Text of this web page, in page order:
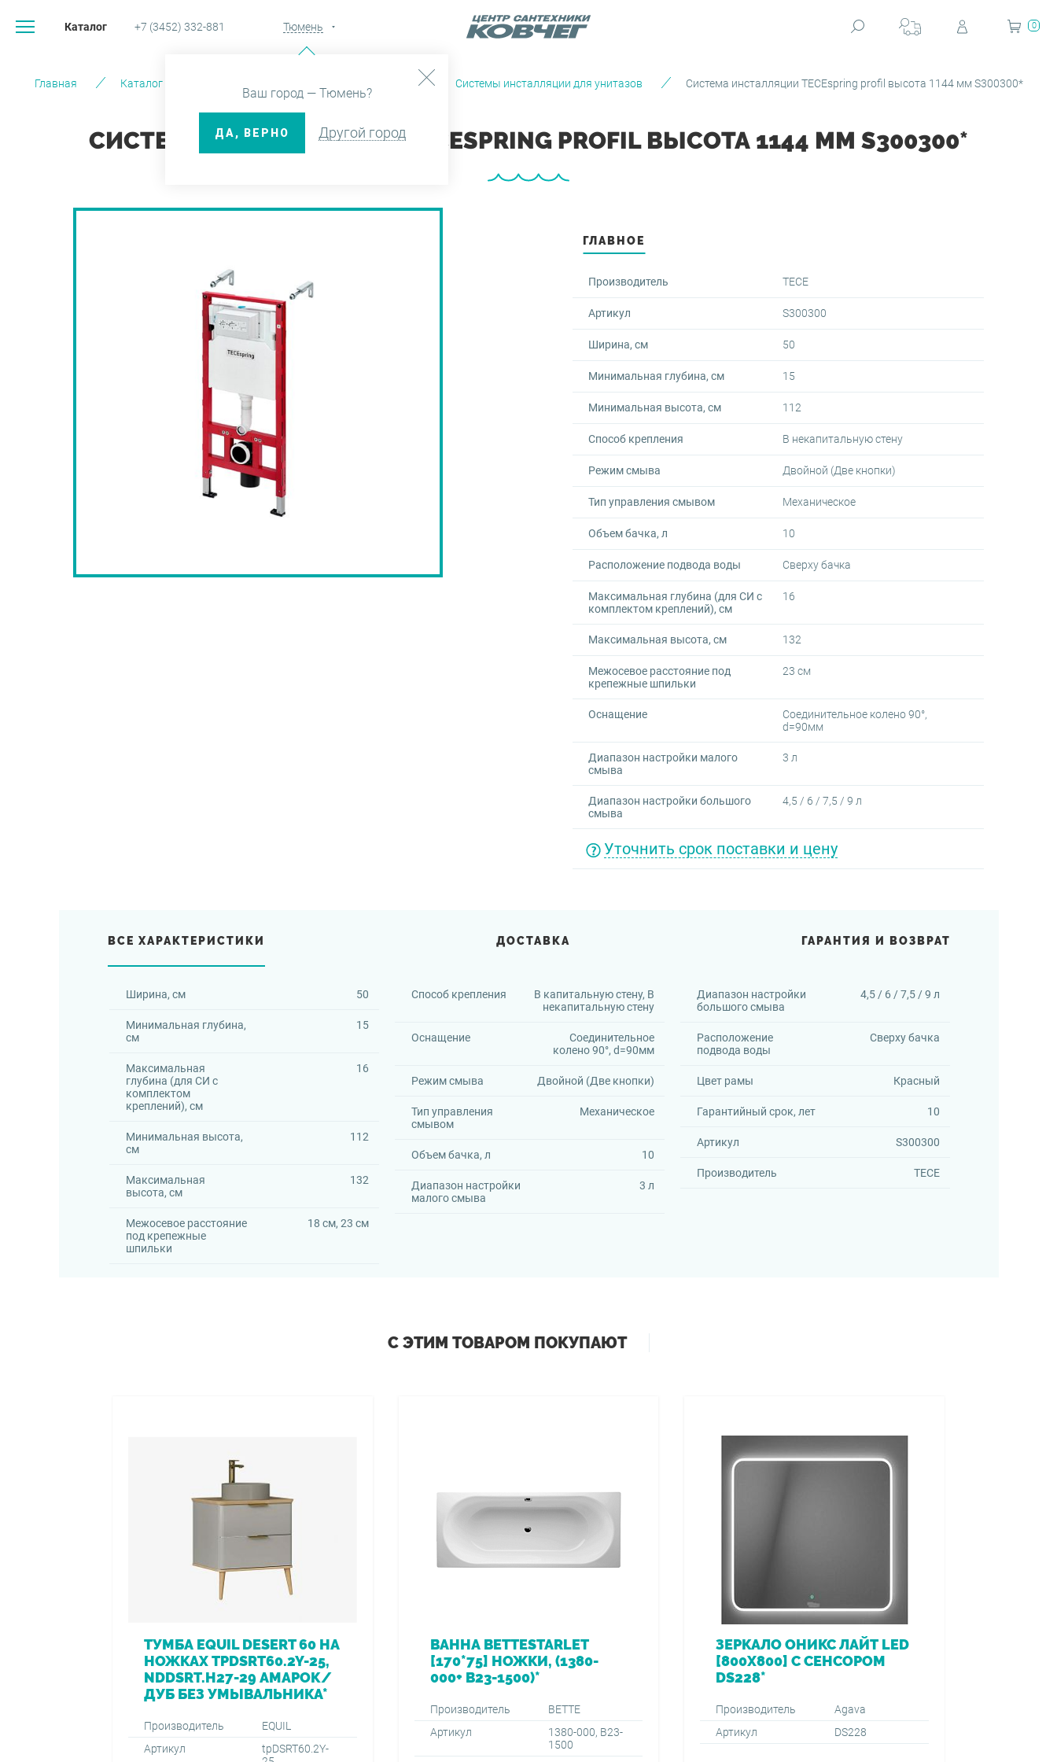
Каталог +7 (3452) 332-881 Тюмень
Ваш город — Тюмень?
ДА, ВЕРНО Другой город
0
Главная Каталог Системы инсталляции для унитазов Система инсталляции TECEspring profil высота 1144 мм S300300*
СИСТЕМА ИНСТАЛЛЯЦИИ TECESPRING PROFIL ВЫСОТА 1144 ММ S300300*
ГЛАВНОЕ
Производитель TECE
Артикул S300300
Ширина, см 50
Минимальная глубина, см 15
Минимальная высота, см 112
Способ крепления В некапитальную стену
Режим смыва Двойной (Две кнопки)
Тип управления смывом Механическое
Объем бачка, л 10
Расположение подвода воды Сверху бачка
Максимальная глубина (для СИ с
комплектом креплений), см
16
Максимальная высота, см 132
Межосевое расстояние под
крепежные шпильки
23 см
Оснащение
Соединительное колено 90°,
d=90мм
Диапазон настройки малого
смыва
3 л
Диапазон настройки большого
смыва
4,5 / 6 / 7,5 / 9 л
Уточнить срок поставки и цену
ВСЕ ХАРАКТЕРИСТИКИ ДОСТАВКА ГАРАНТИЯ И ВОЗВРАТ
Ширина, см 50
Минимальная глубина,
см
15
Максимальная
глубина (для СИ с
комплектом
креплений), см
16
Минимальная высота,
см
112
Максимальная
высота, см
132
Межосевое расстояние
под крепежные
шпильки
18 см, 23 см
Способ крепления
В капитальную стену, В
некапитальную стену
Оснащение
Соединительное
колено 90°, d=90мм
Режим смыва Двойной (Две кнопки)
Тип управления
смывом
Механическое
Объем бачка, л 10
Диапазон настройки
малого смыва
3 л
Диапазон настройки
большого смыва
4,5 / 6 / 7,5 / 9 л
Расположение
подвода воды
Сверху бачка
Цвет рамы Красный
Гарантийный срок, лет 10
Артикул S300300
Производитель TECE
С ЭТИМ ТОВАРОМ ПОКУПАЮТ
ТУМБА EQUIL DESERT 60 НА
НОЖКАХ TPDSRT60.2Y-25,
NDDSRT.H27-29 АМАРОК/
ДУБ БЕЗ УМЫВАЛЬНИКА*
Производитель
EQUIL
Артикул
tpDSRT60.2Y-
ВАННА BETTESTARLET
[170*75] НОЖКИ, (1380-
000+ B23-1500)*
Производитель
BETTE
Артикул
1380-000, B23-
1500
ЗЕРКАЛО ОНИКС ЛАЙТ LED
[800Х800] С СЕНСОРОМ
DS228*
Производитель
Agava
Артикул
DS228